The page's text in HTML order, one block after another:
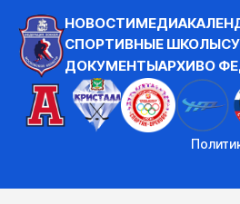
НОВОСТИМЕДИА
СПОРТИВНЫЕ ШКОЛЫ
ДОКУМЕНТЫАРХИВО